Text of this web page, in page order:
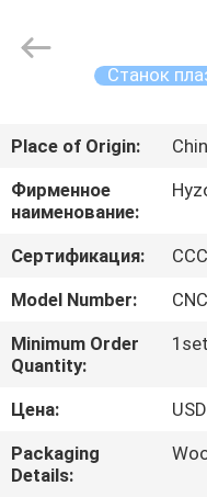
ПРОДУКТЫ
ВИДЕО
О
НАС
ФАБРИКИ
Technologies
Co.,Ltd..
Станок
Place of Origin:
Фирменное
наименование:
Сертификация:
CCC
Model Number:
Minimum Order
Quantity:
1set
Цена:
Packaging
Details: